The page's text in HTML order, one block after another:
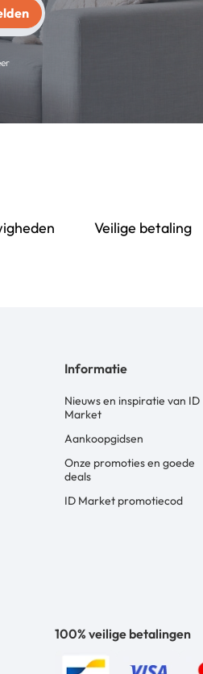
Veilige betaling
Informatie
Nieuws en inspiratie van ID
Market
Aankoopgidsen
Onze promoties en goede
deals
ID Market promotiecod
100% veilige betalingen